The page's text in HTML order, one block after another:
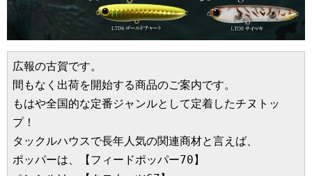
広報の古賀です。
間もなく出荷を開始する商品のご案内です。
もはや全国的な定番ジャンルとして定着したチヌトッ
プ！
タックルハウスで長年人気の関連商材と言えば、
ポッパーは、【フィードポッパー70】